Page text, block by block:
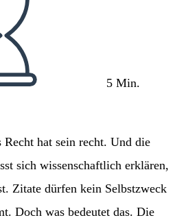
5 Min.
hat sein recht. Und die
sich wissenschaftlich erklären,
Zitate dürfen kein Selbstzweck
Doch was bedeutet das. Die